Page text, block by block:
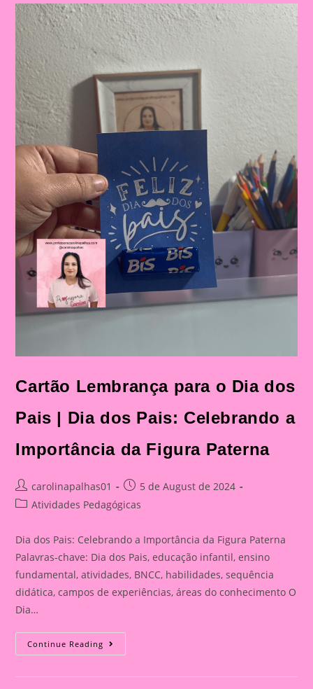
Pais
|
Dia
Dos
Pais:
Celebrando
A
Importância
Da
Figura
Paterna
Cartão Lembrança para o Dia dos
Pais | Dia dos Pais: Celebrando a
Importância da Figura Paterna
Post
author:
carolinapalhas01
Post
published:
5 de August de 2024
PostAtividades Pedagógicas
Dia dos Pais: Celebrando a Importância da Figura Paterna
Palavras-chave: Dia dos Pais, educação infantil, ensino
fundamental, atividades, BNCC, habilidades, sequência
didática, campos de experiências, áreas do conhecimento O
Dia…
Continue Reading Cartão
Lembrança
O